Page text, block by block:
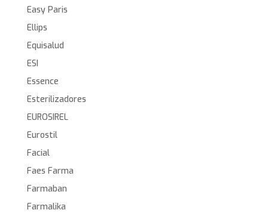
Easy Paris
Ellips
Equisalud
ESI
Essence
Esterilizadores
EUROSIREL
Eurostil
Facial
Faes Farma
Farmaban
Farmalika